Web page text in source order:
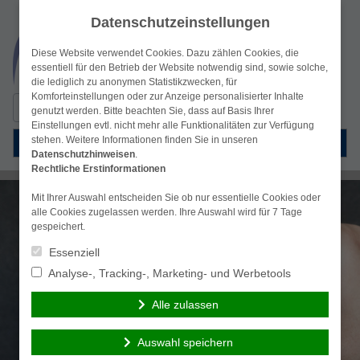
Suche
nach:
Menü
Datenschutzeinstellungen
Diese Website verwendet Cookies. Dazu zählen Cookies, die
essentiell für den Betrieb der Website notwendig sind, sowie solche,
die lediglich zu anonymen Statistikzwecken, für
Komforteinstellungen oder zur Anzeige personalisierter Inhalte
genutzt werden. Bitte beachten Sie, dass auf Basis Ihrer
Einstellungen evtl. nicht mehr alle Funktionalitäten zur Verfügung
stehen. Weitere Informationen finden Sie in unseren
Datenschutzhinweisen.
Rechtliche Erstinformationen
Mit Ihrer Auswahl entscheiden Sie ob nur essentielle Cookies oder
alle Cookies zugelassen werden. Ihre Auswahl wird für 7 Tage
gespeichert.
Essenziell
Analyse-, Tracking-, Marketing- und Werbetools
Alle zulassen
Auswahl speichern